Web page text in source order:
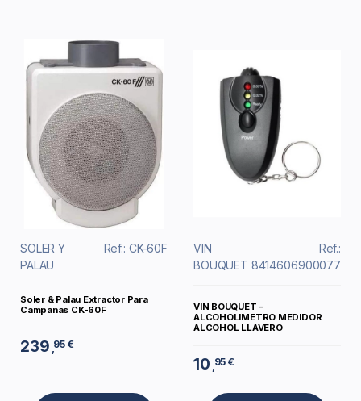
SOLER Y
PALAU
Ref.: CK-60F
Soler & Palau Extractor Para
Campanas CK-60F
239 ,95 €
VIN
BOUQUET
Ref.:
8414606900077
VIN BOUQUET -
ALCOHOLIMETRO MEDIDOR
ALCOHOL LLAVERO
10 ,95 €